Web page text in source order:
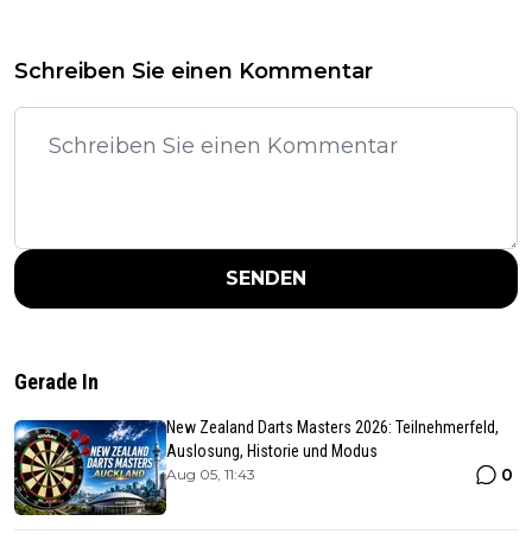
Schreiben Sie einen Kommentar
SENDEN
Gerade In
New Zealand Darts Masters 2026: Teilnehmerfeld,
Auslosung, Historie und Modus
Aug 05, 11:43 0